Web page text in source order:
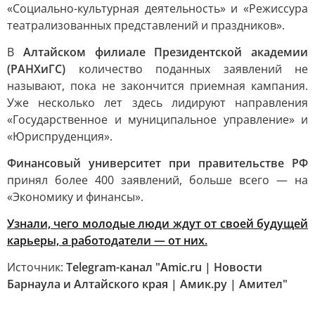
«Социально-культурная деятельность» и «Режиссура
театрализованных представлений и праздников».
В Алтайском филиале Президентской академии
(РАНХиГС) количество поданных заявлений не
называют, пока не закончится приемная кампания.
Уже несколько лет здесь лидируют направления
«Государственное и муниципальное управление» и
«Юриспруденция».
Финансовый университет при правительстве РФ
принял более 400 заявлений, больше всего — на
«Экономику и финансы».
Узнали, чего молодые люди ждут от своей будущей
карьеры, а работодатели — от них.
Источник: Telegram-канал "Amic.ru | Новости
Барнаула и Алтайского края | Амик.ру | Амител"